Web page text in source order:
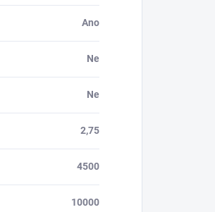
Ano
Ne
Ne
2,75
4500
10000